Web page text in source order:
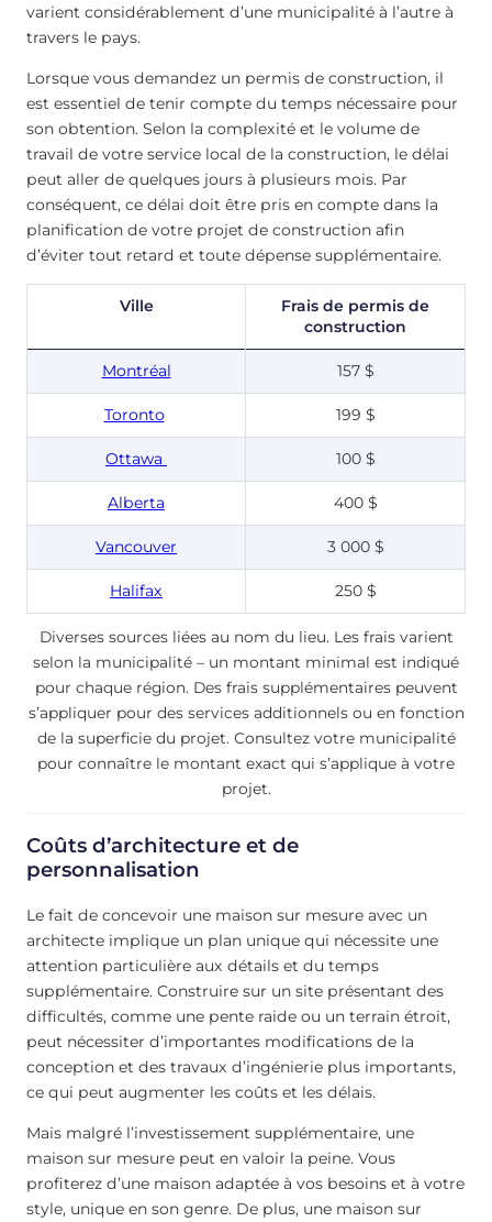
varient considérablement d’une municipalité à l’autre à
travers le pays.
Lorsque vous demandez un permis de construction, il
est essentiel de tenir compte du temps nécessaire pour
son obtention. Selon la complexité et le volume de
travail de votre service local de la construction, le délai
peut aller de quelques jours à plusieurs mois. Par
conséquent, ce délai doit être pris en compte dans la
planification de votre projet de construction afin
d’éviter tout retard et toute dépense supplémentaire.
Ville
Frais de permis de
construction
Montréal 157 $
Toronto 199 $
Ottawa 100 $
Alberta 400 $
Vancouver 3 000 $
Halifax 250 $
Diverses sources liées au nom du lieu. Les frais varient
selon la municipalité – un montant minimal est indiqué
pour chaque région. Des frais supplémentaires peuvent
s’appliquer pour des services additionnels ou en fonction
de la superficie du projet. Consultez votre municipalité
pour connaître le montant exact qui s’applique à votre
projet.
Coûts d’architecture et de
personnalisation
Le fait de concevoir une maison sur mesure avec un
architecte implique un plan unique qui nécessite une
attention particulière aux détails et du temps
supplémentaire. Construire sur un site présentant des
difficultés, comme une pente raide ou un terrain étroit,
peut nécessiter d’importantes modifications de la
conception et des travaux d’ingénierie plus importants,
ce qui peut augmenter les coûts et les délais.
Mais malgré l’investissement supplémentaire, une
maison sur mesure peut en valoir la peine. Vous
profiterez d’une maison adaptée à vos besoins et à votre
style, unique en son genre. De plus, une maison sur